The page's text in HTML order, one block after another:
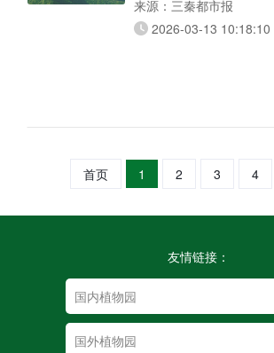
来源：三秦都市报
2026-03-13 10:18:10
首页 1 2 3 4
友情链接：